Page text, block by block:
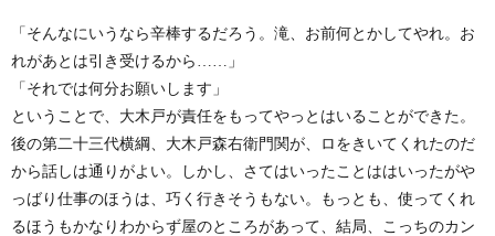
「そんなにいうなら辛棒するだろう。滝、お前何とかしてやれ。お
れがあとは引き受けるから……」
「それでは何分お願いします」
ということで、大木戸が責任をもってやっとはいることができた。
後の第二十三代横綱、大木戸森右衛門関が、ロをきいてくれたのだ
から話しは通りがよい。しかし、さてはいったことははいったがや
っばり仕事のほうは、巧く行きそうもない。もっとも、使ってくれ
るほうもかなりわからず屋のところがあって、結局、こっちのカン